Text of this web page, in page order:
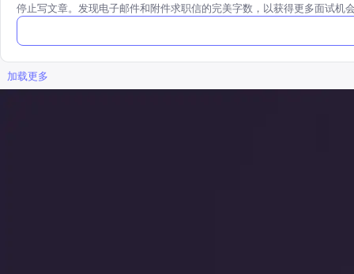
停止写文章。发现电子邮件和附件求职信的完美字数，以获得更多面试机
加载更多